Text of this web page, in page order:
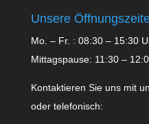
Unsere
Mo. – Fr. : 08:30 – 15:30
Mittagspause: 11:30 –
Kontaktieren Sie uns mit
oder telefonisch: